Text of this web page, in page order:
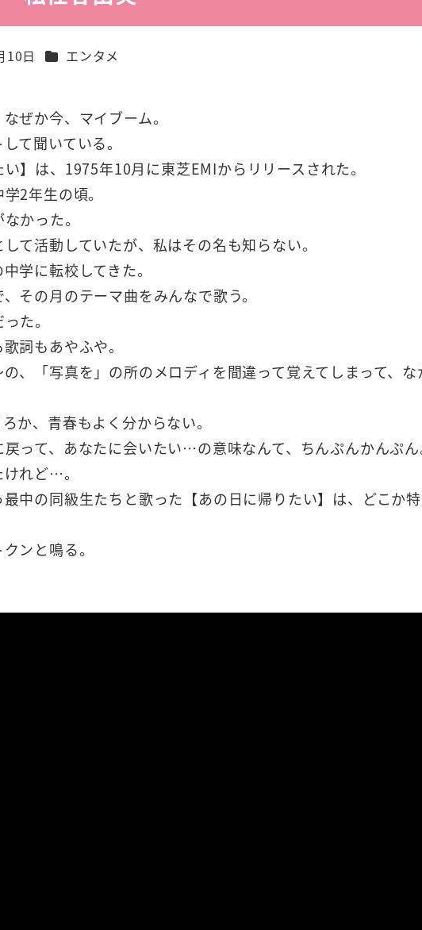
10日 カテゴリー
エンタメ
ぜか今、マイブーム。
て聞いている。
】は、1975年10月に東芝EMIからリリースされた。
2年生の頃。
かった。
て活動していたが、私はその名も知らない。
学に転校してきた。
その月のテーマ曲をみんなで歌う。
た。
詞もあやふや。
、「写真を」の所のメロディを間違って覚えてしまって、な
か、青春もよく分からない。
って、あなたに会いたい…の意味なんて、ちんぷんかんぷん
れど…。
中の同級生たちと歌った【あの日に帰りたい】は、どこか
ンと鳴る。